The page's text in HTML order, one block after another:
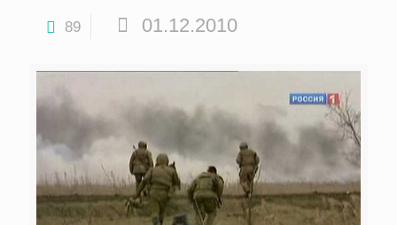
89 01.12.2010